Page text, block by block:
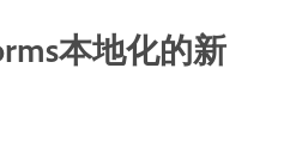
本地化的新